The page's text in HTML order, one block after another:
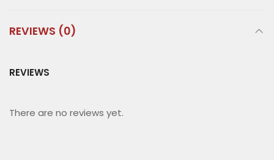
REVIEWS (0)
REVIEWS
There are no reviews yet.